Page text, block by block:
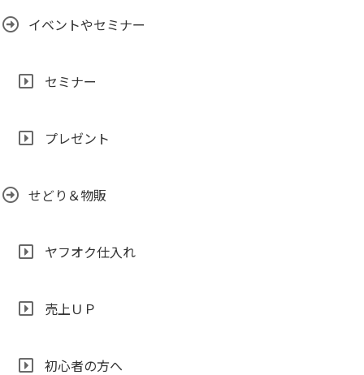
イベントやセミナー
セミナー
プレゼント
せどり＆物販
ヤフオク仕入れ
売上ＵＰ
初心者の方へ